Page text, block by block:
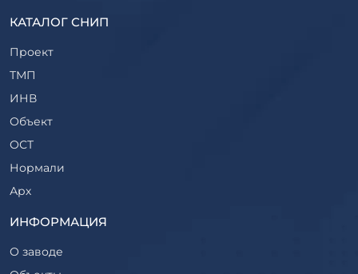
Прогоны железобетонные
Ригели железобетонные
Сваи железобетонные
Стеновые блоки
Стойки железобетонные
Столбы железобетонные
Закладные детали
Трубы железобетонные
Утяжелители железобетонные
Фермы железобетонные
Фундаментные блоки
КАТАЛОГ СНИП
Проект
ТМП
ИНВ
Объект
ОСТ
Нормали
Арх
ТР
Серия
ИНФОРМАЦИЯ
О заводе